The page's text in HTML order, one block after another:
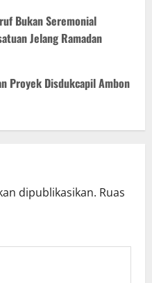
Bukan Seremonial
Jelang Ramadan
Proyek Disdukcapil Ambon
dipublikasikan. Ruas